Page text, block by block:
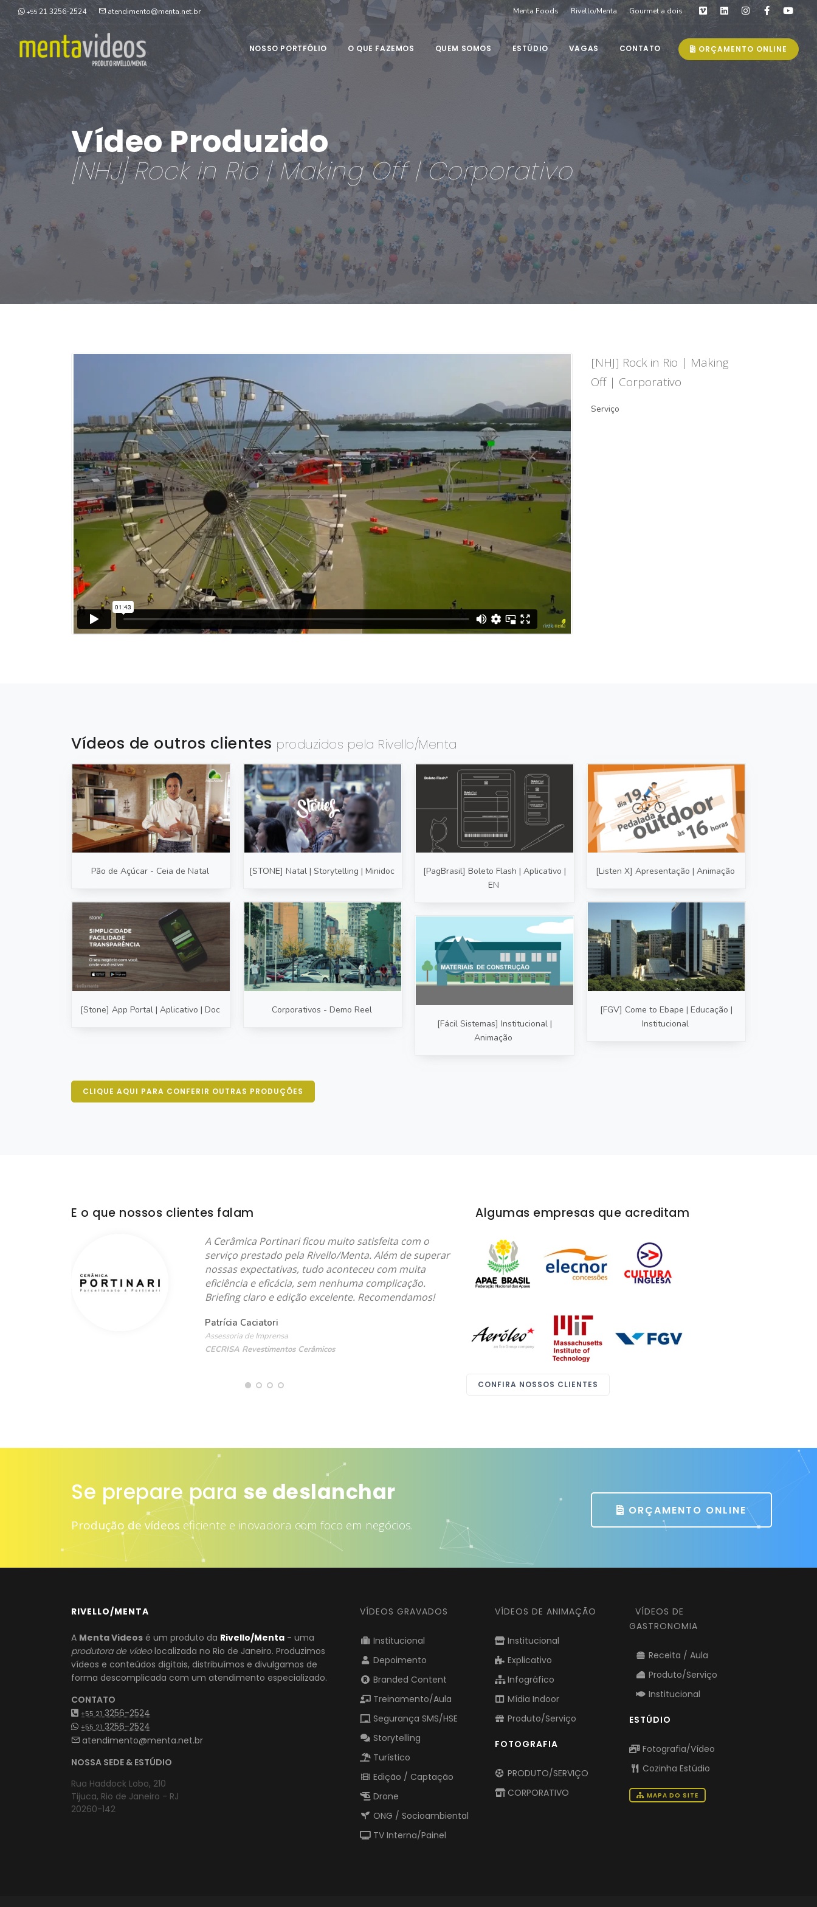
+55 21 3256-2524 atendimento@menta.net.br Menta Foods Rivello/Menta Gourmet a dois
ORÇAMENTO ONLINE
NOSSO PORTFÓLIO O QUE FAZEMOS QUEM SOMOS ESTÚDIO VAGAS CONTATO
Vídeo Produzido
[NHJ] Rock in Rio | Making Off | Corporativo
[NHJ] Rock in Rio | Making
Off | Corporativo
Serviço
Vídeos de outros clientes produzidos pela Rivello/Menta
Pão de Açúcar - Ceia de Natal [STONE] Natal | Storytelling | Minidoc
[PagBrasil] Boleto Flash | Aplicativo |
EN
[Listen X] Apresentação | Animação
[Stone] App Portal | Aplicativo | Doc Corporativos - Demo Reel
[FGV] Come to Ebape | Educação |
Institucional
[Fácil Sistemas] Institucional |
Animação
CLIQUE AQUI PARA CONFERIR OUTRAS PRODUÇÕES
E o que nossos clientes falam
A Cerâmica Portinari ficou muito satisfeita com o
serviço prestado pela Rivello/Menta. Além de superar
nossas expectativas, tudo aconteceu com muita
eficiência e eficácia, sem nenhuma complicação.
Briefing claro e edição excelente. Recomendamos!
Patrícia Caciatori
Assessoria de Imprensa
CECRISA Revestimentos Cerâmicos
Ao contratar a Rivello/Menta ficamos super
tranquilos em relação ao profissionalismo da
e ao material que seria entregue. Fomos
atendidos e toda nossa empresa ficou
Lucas Beija
Algumas empresas que acreditam
CONFIRA NOSSOS CLIENTES
Se prepare para atrair mais clientes
Produção de vídeos eficiente e inovadora com foco em negócios.
ORÇAMENTO ONLINE
RIVELLO/MENTA
A Menta Videos é um produto da Rivello/Menta - uma
produtora de vídeolocalizada no Rio de Janeiro. Produzimos
vídeos e conteúdos digitais, distribuímos e divulgamos de
forma descomplicada com um atendimento especializado.
CONTATO
+55 21 3256-2524
+55 21 3256-2524
atendimento@menta.net.br
NOSSA SEDE & ESTÚDIO
Rua Haddock Lobo, 210
Tijuca, Rio de Janeiro - RJ
20260-142
VÍDEOS GRAVADOS
Institucional
Depoimento
Branded Content
Treinamento/Aula
Segurança SMS/HSE
Storytelling
Turístico
Edição / Captação
Drone
ONG / Socioambiental
TV Interna/Painel
VÍDEOS DE ANIMAÇÃO
Institucional
Explicativo
Infográfico
Mídia Indoor
Produto/Serviço
FOTOGRAFIA
PRODUTO/SERVIÇO
CORPORATIVO
VÍDEOS DE
GASTRONOMIA
Receita / Aula
Produto/Serviço
Institucional
ESTÚDIO
Fotografia/Vídeo
Cozinha Estúdio
MAPA DO SITE